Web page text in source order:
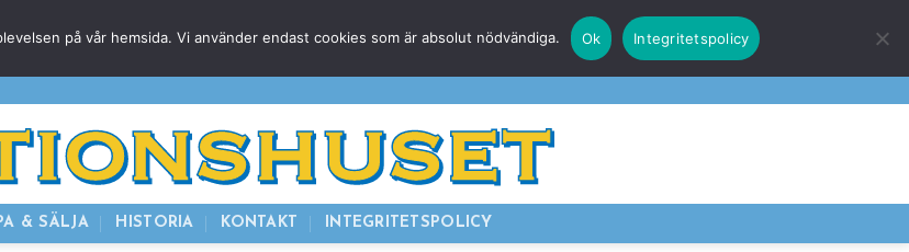
AUKTION LOGGA IN
& SÄLJA HISTORIA KONTAKT INTEGRITETSPOLICY
på vår hemsida. Vi använder endast cookies som är absolut nödvändiga. Ok Integritetspolicy